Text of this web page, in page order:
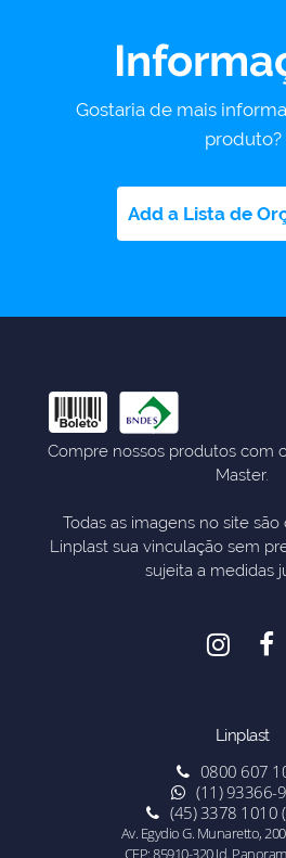
Gostaria de mais
produto?
Add a Lista de
Compre nossos produtos com
Master.
Todas as imagens no site
Linplast sua vinculação sem
sujeita a medidas
Linplast
0800 607
(11) 93366-
(45) 3378 1010
Av. Egydio G. Munaretto,
CEP: 85910-320 Jd.